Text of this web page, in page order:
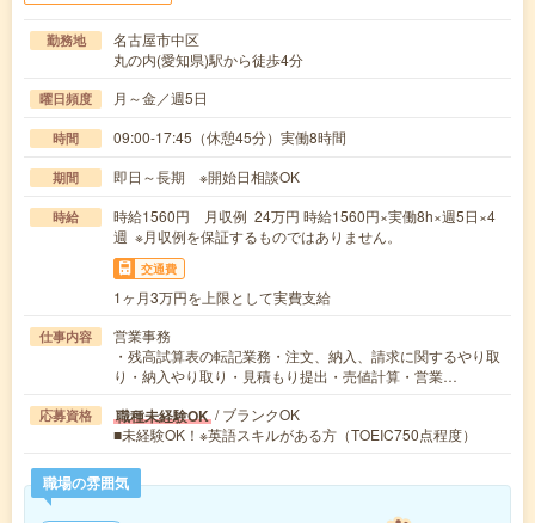
勤務地
名古屋市中区
丸の内(愛知県)駅から徒歩4分
曜日頻度 月～金／週5日
時間 09:00-17:45（休憩45分）実働8時間
期間 即日～長期 ※開始日相談OK
時給
時給1560円 月収例 24万円 時給1560円×実働8h×週5日×4
週 ※月収例を保証するものではありません。
交通費
1ヶ月3万円を上限として実費支給
仕事内容
営業事務
・残高試算表の転記業務・注文、納入、請求に関するやり取
り・納入やり取り・見積もり提出・売値計算・営業…
応募資格 職種未経験OK / ブランクOK
■未経験OK！※英語スキルがある方（TOEIC750点程度）
職場の雰囲気